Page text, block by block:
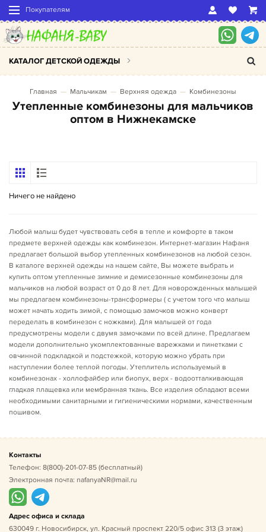
Покупателям
КАТАЛОГ ДЕТСКОЙ ОДЕЖДЫ
Главная Мальчикам Верхняя одежда Комбинезоны
Утепленные комбинезоны для мальчиков
оптом в Нижнекамске
Ничего не найдено
Любой малыш будет чувствовать себя в тепле и комфорте в таком
предмете верхней одежды как комбинезон. Интернет-магазин Нафаня
предлагает большой выбор утепленных комбинезонов на любой сезон.
В каталоге верхней одежды на нашем сайте, Вы можете выбрать и
купить оптом утепленные зимние и демисезонные комбинезоны для
мальчиков на любой возраст от 0 до 8 лет. Для новорожденных малышей
мы предлагаем комбинезоны-трансформеры ( с учетом того что малыш
может начать ходить зимой, с помощью замочков можно конверт
переделать в комбинезон с ножками). Для малышей от года
предусмотрены модели с двумя замочками по всей длине. Предлагаем
модели дополнительно укомплектованные варежками и пинетками с
овчинной подкладкой и подстежкой, которую можно убрать при
наступлении более теплой погоды. Утеплитель используемый в
комбинезонах - холлофайбер или биопух, верх - водоотталкивающая
гладкая плащевка или мембранная ткань. Все изделия обладают всеми
необходимыми санитарными и гигиеническими нормами, качественным
пошивом.
Контакты
Телефон: 8(800)-201-07-85 (бесплатный)
Электронная почта: nafanyaNR@mail.ru
Адрес офиса и склада
630049 г. Новосибирск, ул. Красный проспект 220/5 офис 313 (3 этаж)